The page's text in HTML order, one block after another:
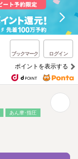
ブックマーク ログイン
ポイントを表示する
あん摩･指圧